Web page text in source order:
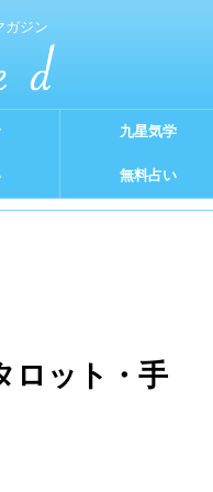
ガジン
九星気学
無料占い
ロット・手